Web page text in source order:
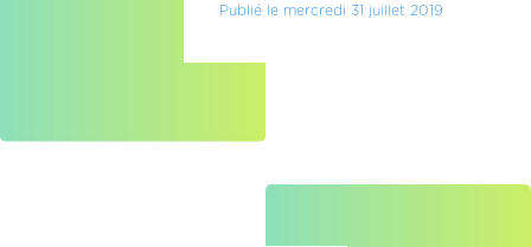
Publié le mercredi 31 juillet 2019